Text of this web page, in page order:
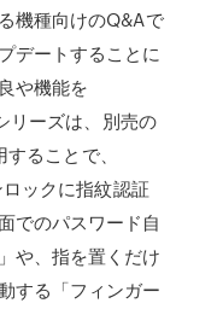
機種向けのQ&Aで
デートすることに
や機能を
リーズは、別売の
ることで、
ックに指紋認証
でのパスワード自
や、指を置くだけ
する「フィンガー